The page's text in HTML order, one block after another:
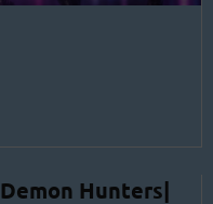
Hunters|